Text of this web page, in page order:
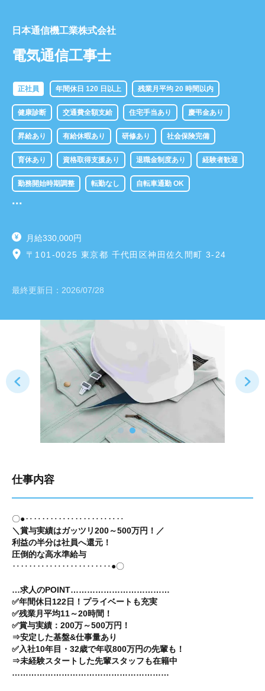
日本通信機工業株式会社
電気通信工事士
正社員 年間休日 120 日以上 残業月平均 20 時間以内
健康診断 交通費全額支給 住宅手当あり 慶弔金あり
昇給あり 有給休暇あり 研修あり 社会保険完備
育休あり 資格取得支援あり 退職金制度あり 経験者歓迎
勤務開始時期調整 転勤なし 自転車通勤 OK
...
月給330,000円
〒101-0025 東京都 千代田区神田佐久間町 3-24
最終更新日： 2026/07/28
仕事内容
〇●‥‥‥‥‥‥‥‥‥‥‥‥
＼賞与実績はガッツリ200～500万円！／
利益の半分は社員へ還元！
圧倒的な高水準給与
‥‥‥‥‥‥‥‥‥‥‥‥●〇
…求人のPOINT………………………………
✅年間休日122日！プライベートも充実
✅残業月平均11～20時間！
✅賞与実績：200万～500万円！
⇒安定した基盤&仕事量あり
✅入社10年目・32歳で年収800万円の先輩も！
⇒未経験スタートした先輩スタッフも在籍中
…………………………………………………